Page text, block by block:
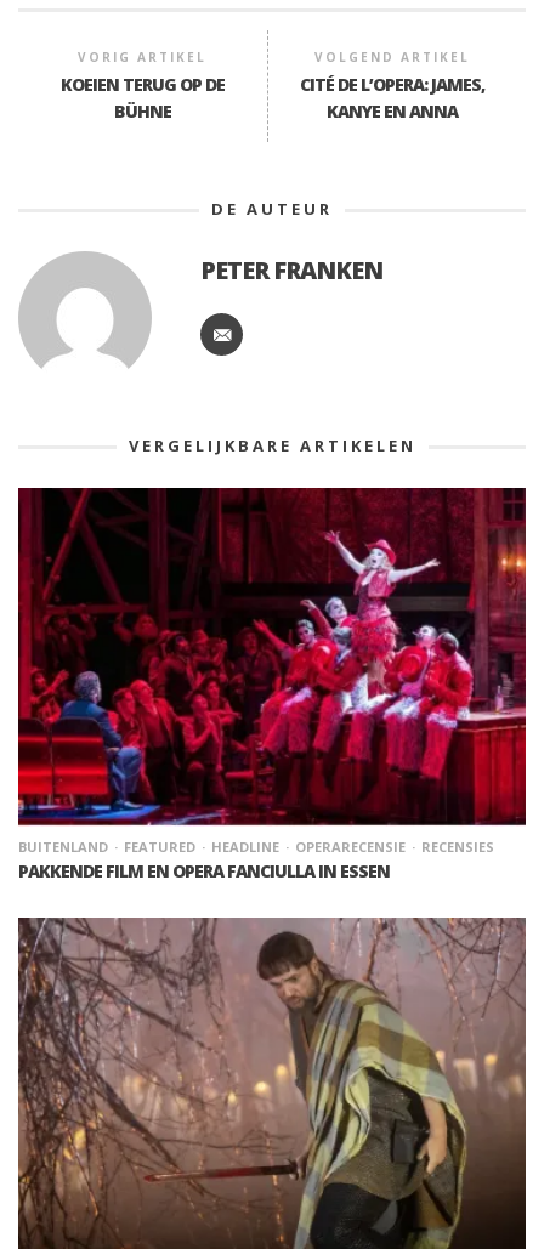
VORIG ARTIKEL
KOEIEN TERUG OP DE
BÜHNE
VOLGEND ARTIKEL
CITÉ DE L’OPERA: JAMES,
KANYE EN ANNA
DE AUTEUR
PETER FRANKEN
VERGELIJKBARE ARTIKELEN
BUITENLAND FEATURED HEADLINE OPERARECENSIE RECENSIES
PAKKENDE FILM EN OPERA FANCIULLA IN ESSEN